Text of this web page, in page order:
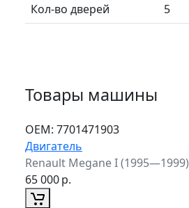
Кол-во дверей
5
Товары машины
ОЕМ: 7701471903
Двигатель
Renault Megane I (1995—1999)
65 000р.